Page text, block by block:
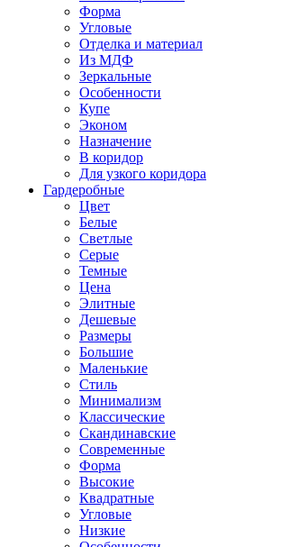
Форма
Угловые
Отделка и материал
Из МДФ
Зеркальные
Особенности
Купе
Эконом
Назначение
В коридор
Для узкого коридора
Гардеробные
Цвет
Белые
Светлые
Серые
Темные
Цена
Элитные
Дешевые
Размеры
Большие
Маленькие
Стиль
Минимализм
Классические
Скандинавские
Современные
Форма
Высокие
Квадратные
Угловые
Низкие